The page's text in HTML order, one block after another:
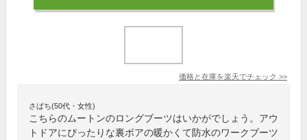
価格と在庫を楽天でチェック >>
さばち(50代・女性)
こちらのムートンのロングブーツはいかがでしょう。アウ
トドアにぴったりな裏ボアの暖かくて防水のワークブーツ